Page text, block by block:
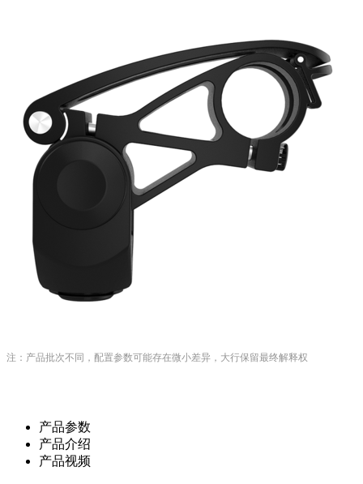
注：产品批次不同，配置参数可能存在微小差异，大行保留最终解释权
产品参数
产品介绍
产品视频